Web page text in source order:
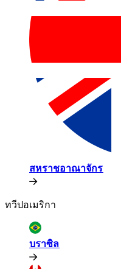
สหราชอาณาจักร​​
ทวีปอเมริกา​​
บราซิล​​